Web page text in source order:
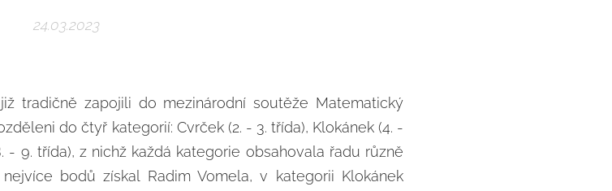
24.03.2023
tradičně zapojili do mezinárodní soutěže Matematický
do čtyř kategorií: Cvrček (2. - 3. třída), Klokánek (4. -
- 9. třída), z nichž každá kategorie obsahovala řadu různě
bodů získal Radim Vomela, v kategorii Klokánek